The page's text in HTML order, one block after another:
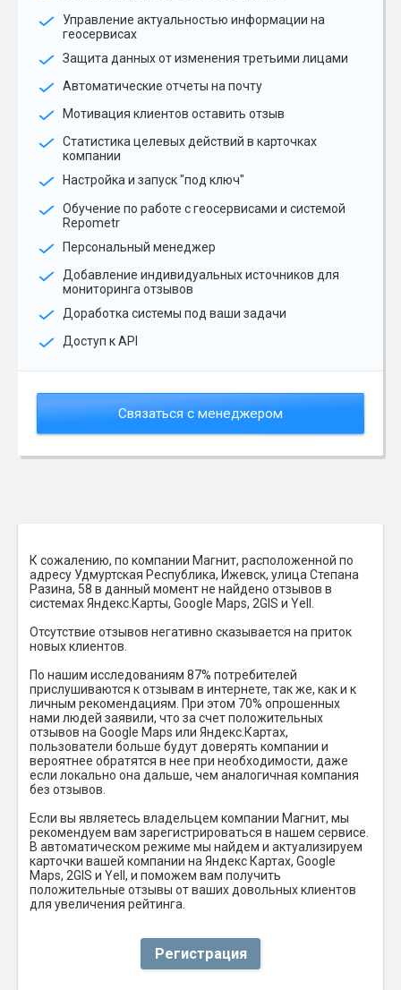
Управление актуальностью информации на
геосервисах
Защита данных от изменения третьими лицами
Автоматические отчеты на почту
Мотивация клиентов оставить отзыв
Статистика целевых действий в карточках
компании
Настройка и запуск "под ключ"
Обучение по работе с геосервисами и системой
Repometr
Персональный менеджер
Добавление индивидуальных источников для
мониторинга отзывов
Доработка системы под ваши задачи
Доступ к API
Связаться с менеджером
К сожалению, по компании Магнит, расположенной по
адресу Удмуртская Республика, Ижевск, улица Степана
Разина, 58 в данный момент не найдено отзывов в
системах Яндекс.Карты, Google Maps, 2GIS и Yell.
Отсутствие отзывов негативно сказывается на приток
новых клиентов.
По нашим исследованиям 87% потребителей
прислушиваются к отзывам в интернете, так же, как и к
личным рекомендациям. При этом 70% опрошенных
нами людей заявили, что за счет положительных
отзывов на Google Maps или Яндекс.Картах,
пользователи больше будут доверять компании и
вероятнее обратятся в нее при необходимости, даже
если локально она дальше, чем аналогичная компания
без отзывов.
Если вы являетесь владельцем компании Магнит, мы
рекомендуем вам зарегистрироваться в нашем сервисе.
В автоматическом режиме мы найдем и актуализируем
карточки вашей компании на Яндекс Картах, Google
Maps, 2GIS и Yell, и поможем вам получить
положительные отзывы от ваших довольных клиентов
для увеличения рейтинга.
Регистрация